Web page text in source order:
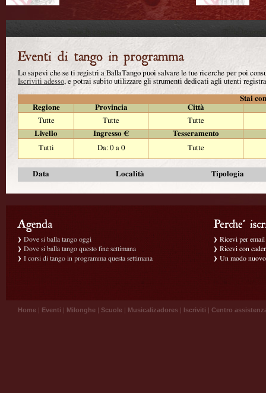
Lo sapevi che se ti registri a BallaTango puoi salvare le tue ricerche per poi
Iscriviti adesso, e potrai subito utilizzare gli strumenti dedicati agli utenti
Stai
Regione
Provincia
Città
Tutte
Tutte
Tutte
Livello
Ingresso €
Tesseramento
Tutti
Da: 0 a 0 Tutte
Data Località Tipologia
Dove si balla tango oggi
Dove si balla tango questo fine settimana
I corsi di tango in programma questa settimana
Ricevi per
Ricevi con
Un modo
Home | Eventi | Milonghe | Scuole | Musicalizadores | Iscriviti | Centro